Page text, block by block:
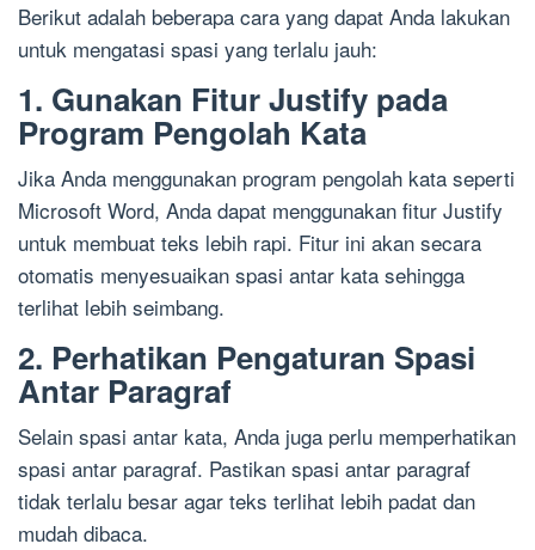
Berikut adalah beberapa cara yang dapat Anda lakukan
untuk mengatasi spasi yang terlalu jauh:
1. Gunakan Fitur Justify pada
Program Pengolah Kata
Jika Anda menggunakan program pengolah kata seperti
Microsoft Word, Anda dapat menggunakan fitur Justify
untuk membuat teks lebih rapi. Fitur ini akan secara
otomatis menyesuaikan spasi antar kata sehingga
terlihat lebih seimbang.
2. Perhatikan Pengaturan Spasi
Antar Paragraf
Selain spasi antar kata, Anda juga perlu memperhatikan
spasi antar paragraf. Pastikan spasi antar paragraf
tidak terlalu besar agar teks terlihat lebih padat dan
mudah dibaca.